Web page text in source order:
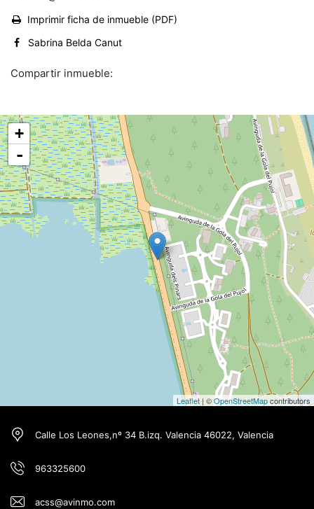
Imprimir ficha de inmueble (PDF)
Sabrina Belda Canut
Compartir inmueble:
+
-
Leaflet| ©OpenStreetMapcontributors
Calle Los Leones,nº 34 B.izq. Valencia 46022, Valencia
963325600
acss@avinmo.com